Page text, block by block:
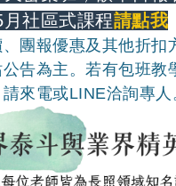
月社區式課程請點我
團報優惠及其他折扣
公告為主。若有包班教
來電或LINE洽詢專人